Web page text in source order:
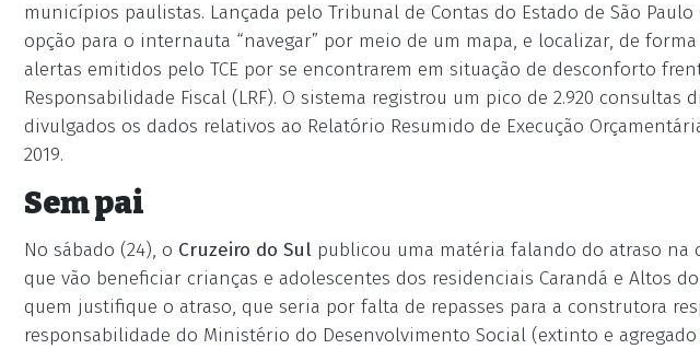
municípios paulistas. Lançada pelo Tribunal de Contas do Estado de São Paulo
opção para o internauta “navegar” por meio de um mapa, e localizar, de
alertas emitidos pelo TCE por se encontrarem em situação de desconforto
Responsabilidade Fiscal (LRF). O sistema registrou um pico de 2.920 consultas
divulgados os dados relativos ao Relatório Resumido de Execução
2019.
Sem pai
No sábado (24), o Cruzeiro do Sul publicou uma matéria falando do atraso na
que vão beneficiar crianças e adolescentes dos residenciais Carandá e Altos
quem justifique o atraso, que seria por falta de repasses para a construtora
responsabilidade do Ministério do Desenvolvimento Social (extinto e